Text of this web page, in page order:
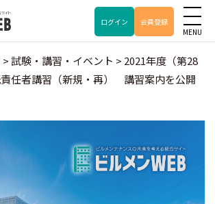
ログイン 会員登録
>試験・講習・イベント > 2021年度（第28
任者講習（新規・再） 講習案内を公開